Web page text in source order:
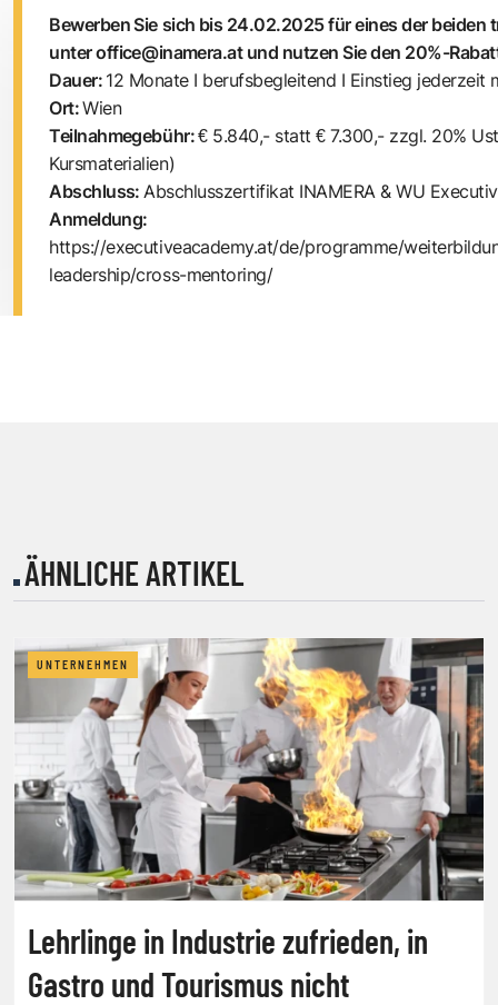
Bewerben Sie sich bis 24.02.2025 für eines der beiden
unter office@inamera.at und nutzen Sie den 20%-
Dauer: 12 Monate I berufsbegleitend I Einstieg jederzeit
Ort:Wien
Teilnahmegebühr:€ 5.840,- statt € 7.300,- zzgl. 20%
Kursmaterialien)
Abschluss: Abschlusszertifikat INAMERA & WU
Anmeldung:
https://executiveacademy.at/de/programme/
leadership/cross-mentoring/
ÄHNLICHE ARTIKEL
UNTERNEHMEN
Lehrlinge in Industrie zufrieden, in
Gastro und Tourismus nicht